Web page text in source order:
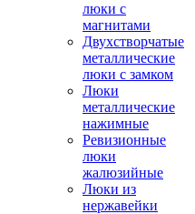
люки с
магнитами
Двухстворчатые
металлические
люки с замком
Люки
металлические
нажимные
Ревизионные
люки
жалюзийные
Люки из
нержавейки